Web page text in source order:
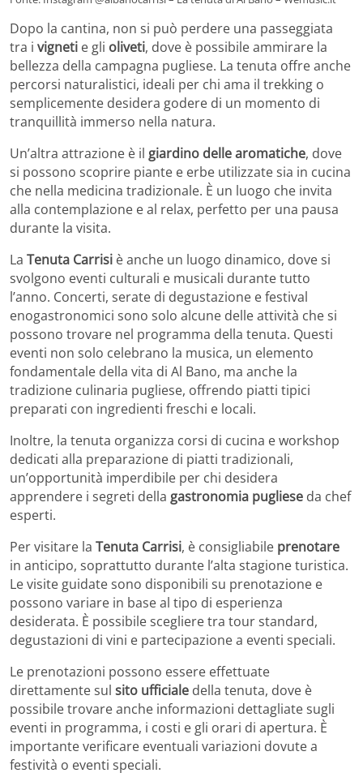
Dopo la cantina, non si può perdere una passeggiata
tra i vigneti e gli oliveti, dove è possibile ammirare la
bellezza della campagna pugliese. La tenuta offre anche
percorsi naturalistici, ideali per chi ama il trekking o
semplicemente desidera godere di un momento di
tranquillità immerso nella natura.
Un’altra attrazione è il giardino delle aromatiche, dove
si possono scoprire piante e erbe utilizzate sia in cucina
che nella medicina tradizionale. È un luogo che invita
alla contemplazione e al relax, perfetto per una pausa
durante la visita.
La Tenuta Carrisi è anche un luogo dinamico, dove si
svolgono eventi culturali e musicali durante tutto
l’anno. Concerti, serate di degustazione e festival
enogastronomici sono solo alcune delle attività che si
possono trovare nel programma della tenuta. Questi
eventi non solo celebrano la musica, un elemento
fondamentale della vita di Al Bano, ma anche la
tradizione culinaria pugliese, offrendo piatti tipici
preparati con ingredienti freschi e locali.
Inoltre, la tenuta organizza corsi di cucina e workshop
dedicati alla preparazione di piatti tradizionali,
un’opportunità imperdibile per chi desidera
apprendere i segreti della gastronomia pugliese da chef
esperti.
Per visitare la Tenuta Carrisi, è consigliabile prenotare
in anticipo, soprattutto durante l’alta stagione turistica.
Le visite guidate sono disponibili su prenotazione e
possono variare in base al tipo di esperienza
desiderata. È possibile scegliere tra tour standard,
degustazioni di vini e partecipazione a eventi speciali.
Le prenotazioni possono essere effettuate
direttamente sul sito ufficiale della tenuta, dove è
possibile trovare anche informazioni dettagliate sugli
eventi in programma, i costi e gli orari di apertura. È
importante verificare eventuali variazioni dovute a
festività o eventi speciali.